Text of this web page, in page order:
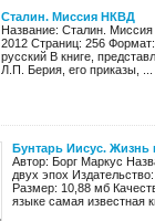
Сталин. Миссия НКВД
Название: Сталин.
2012 Страниц: 256
русский В книге,
Л.П. Берия, его приказы, ...
Бунтарь Иисус. Жизнь
Автор: Борг Маркус
двух эпох
Размер: 10,88 мб
языке самая известная